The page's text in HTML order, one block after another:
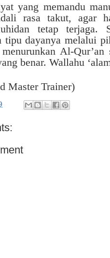
yang memandu
rasa takut, agar
tetap terjaga.
tipu dayanya melalui
Al-Qur’an
benar. Wallahu
Master Trainer)